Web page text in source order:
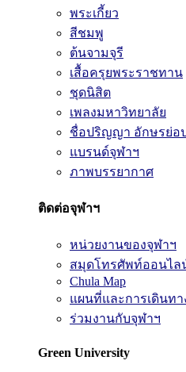
พระเกี้ยว
สีชมพู
ต้นจามจุรี
เสื้อครุยพระราชทาน
ชุดนิสิต
เพลงมหาวิทยาลัย
ชื่อปริญญา อักษรย่อ
แบรนด์จุฬาฯ
ภาพบรรยากาศ
ติดต่อจุฬาฯ
หน่วยงานของจุฬาฯ
สมุดโทรศัพท์ออนไล
Chula Map
แผนที่และการเดินทา
ร่วมงานกับจุฬาฯ
Green University